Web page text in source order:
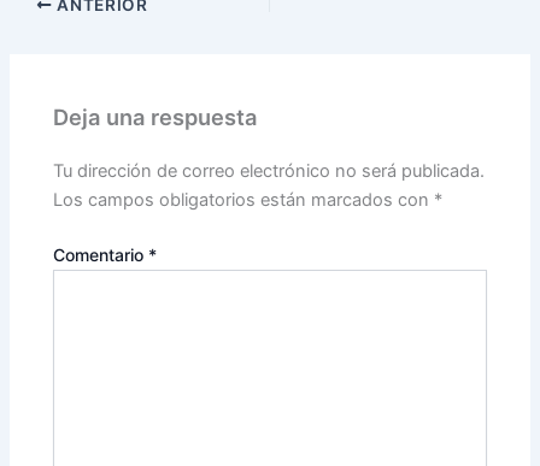
ANTERIOR
Deja una respuesta
Tu dirección de correo electrónico no será publicada.
Los campos obligatorios están marcados con *
Comentario *